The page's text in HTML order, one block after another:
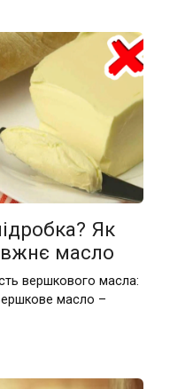
Як
масло
вершкового масла:
масло –